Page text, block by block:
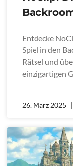
Entdecke
Spiel in den
Rätsel und
einzigartigen
26. März 2025